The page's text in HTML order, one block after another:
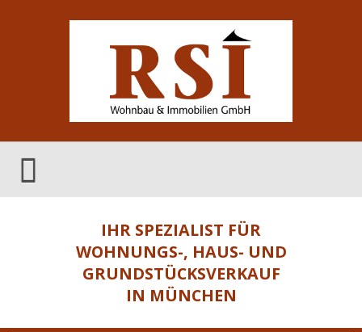
IHR SPEZIALIST FÜR
WOHNUNGS-, HAUS- UND
GRUNDSTÜCKSVERKAUF
IN MÜNCHEN